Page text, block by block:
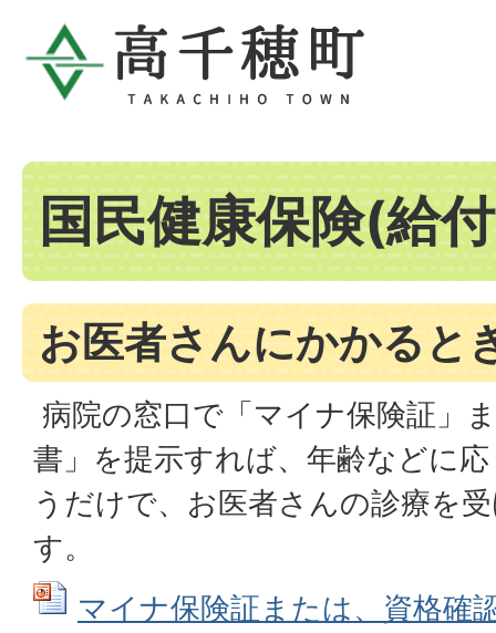
国民健康保険(給
お医者さんにかかると
病院の窓口で「マイナ保険証」
書」を提示すれば、年齢などに
うだけで、お医者さんの診療を
す。
マイナ保険証または、資格確